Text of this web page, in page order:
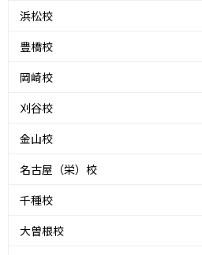
浜松校
豊橋校
岡崎校
刈谷校
金山校
名古屋（栄）校
千種校
大曽根校